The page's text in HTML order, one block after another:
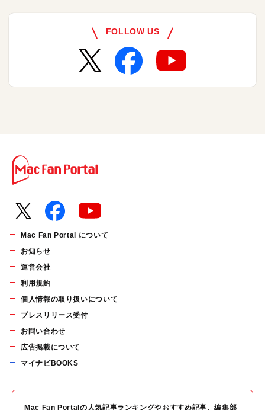
FOLLOW US
Mac Fan Portal について
お知らせ
運営会社
利用規約
個人情報の取り扱いについて
プレスリリース受付
お問い合わせ
広告掲載について
マイナビBOOKS
Mac Fan Portalの人気記事ランキングやおすすめ記事、編集部